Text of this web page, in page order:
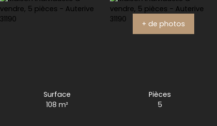
+ de photos
Surface
108m²
Pièces
5